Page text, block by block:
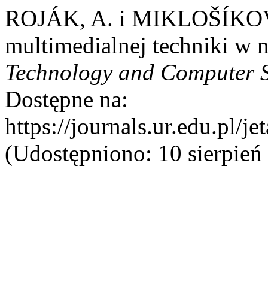
ROJÁK, A. i
multimedialnej techniki w
Technology and Computer
Dostępne na:
https://journals.ur.edu.pl/
(Udostępniono: 10